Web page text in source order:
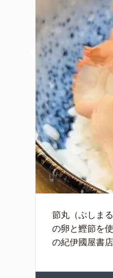
節丸（ぶしま
の卵と鰹節を
の紀伊國屋書